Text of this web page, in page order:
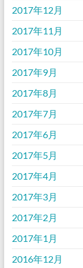
2017年12月
2017年11月
2017年10月
2017年9月
2017年8月
2017年7月
2017年6月
2017年5月
2017年4月
2017年3月
2017年2月
2017年1月
2016年12月